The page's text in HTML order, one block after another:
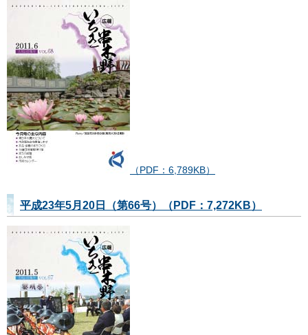
（PDF：6,789KB）
平成23年5月20日（第66号）（PDF：7,272KB）